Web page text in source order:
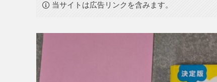
当サイトは広告リンクを含みます。